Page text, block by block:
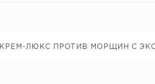
КРЕМ-ЛЮКС ПРОТИВ МОРЩИН С